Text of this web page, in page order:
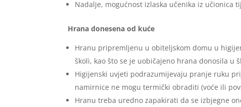
Nadalje, mogućnost izlaska učenika iz učionica
Hrana donesena od kuće
Hranu pripremljenu u obiteljskom domu u
školi, kao što se je uobičajeno hrana donosila u
Higijenski uvjeti podrazumijevaju pranje ruku
namirnice ne mogu termički obraditi (voće ili
Hranu treba uredno zapakirati da se izbjegne